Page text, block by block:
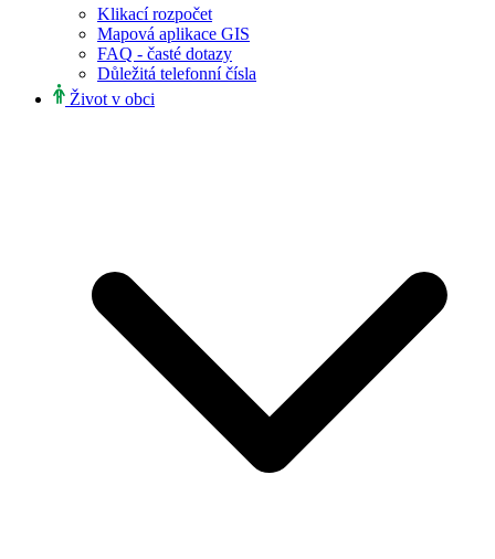
Klikací rozpočet
Mapová aplikace GIS
FAQ - časté dotazy
Důležitá telefonní čísla
Život v obci